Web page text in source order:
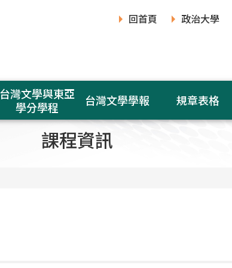
回首頁
政治大學
台灣文學與東亞
學分學程
台灣文學學報 規章表格
課程資訊